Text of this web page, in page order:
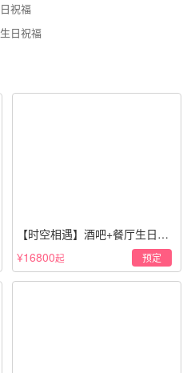
祝福
日祝福
【时空相遇】酒吧+餐厅生日惊
喜策划·高级感蓝色系
¥16800起 预定